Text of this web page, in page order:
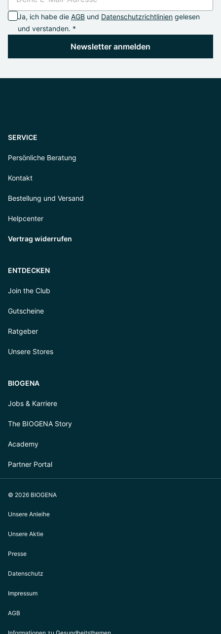
Ja, ich habe die AGB und Datenschutzrichtlinien gelesen
und verstanden. *
Newsletter anmelden
SERVICE
Persönliche Beratung
Kontakt
Bestellung und Versand
Helpcenter
Vertrag widerrufen
ENTDECKEN
Join the Club
Gutscheine
Ratgeber
Unsere Stores
BIOGENA
Jobs & Karriere
The BIOGENA Story
Academy
Partner Portal
© 2026 BIOGENA
Unsere Anleihe
Unsere Aktie
Presse
Datenschutz
Impressum
AGB